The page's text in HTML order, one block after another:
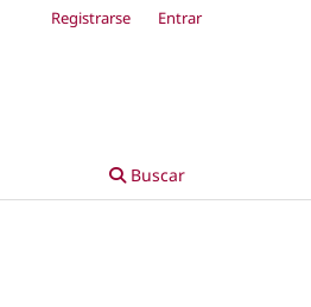
Buscar
Registrarse Entrar